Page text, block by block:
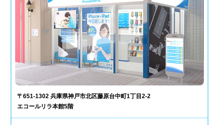
〒651-1302 兵庫県神戸市北区藤原台中町1丁目2-2
エコールリラ本館5階